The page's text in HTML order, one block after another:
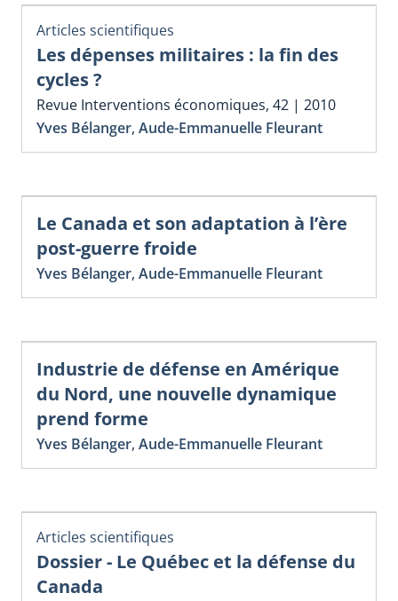
Articles scientifiques
Les dépenses militaires : la fin des
cycles ?
Revue Interventions économiques, 42 | 2010
Yves Bélanger, Aude-Emmanuelle Fleurant
Le Canada et son adaptation à l’ère
post-guerre froide
Yves Bélanger, Aude-Emmanuelle Fleurant
Industrie de défense en Amérique
du Nord, une nouvelle dynamique
prend forme
Yves Bélanger, Aude-Emmanuelle Fleurant
Articles scientifiques
Dossier - Le Québec et la défense du
Canada